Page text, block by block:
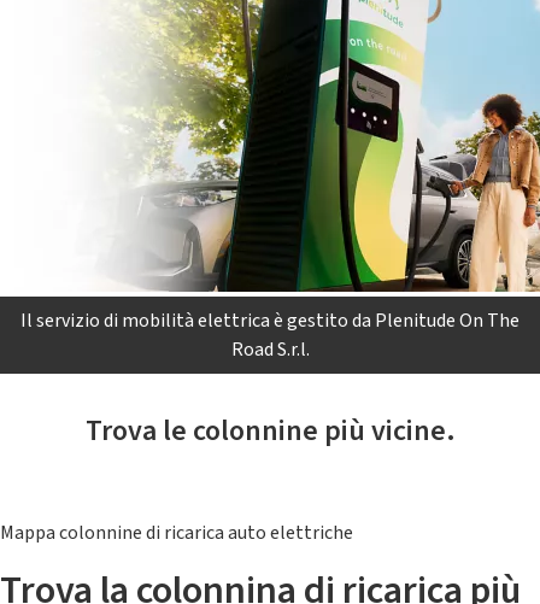
Il servizio di mobilità elettrica è gestito da Plenitude On The
Road S.r.l.
Trova le colonnine più vicine.
Mappa colonnine di ricarica auto elettriche
Trova la colonnina di ricarica più